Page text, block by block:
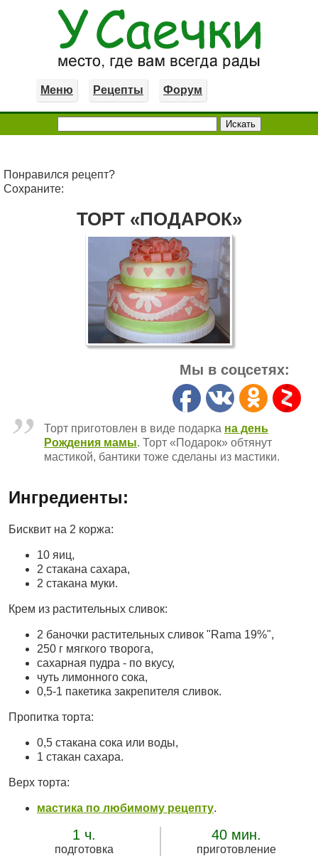
Меню Рецепты Форум
Понравился рецепт?
Сохраните:
ТОРТ «ПОДАРОК»
Мы в соцсетях:
Торт приготовлен в виде подарка на день
Рождения мамы. Торт «Подарок» обтянут
мастикой, бантики тоже сделаны из мастики.
Ингредиенты:
Бисквит на 2 коржа:
10 яиц,
2 стакана сахара,
2 стакана муки.
Крем из растительных сливок:
2 баночки растительных сливок "Rama 19%",
250 г мягкого творога,
сахарная пудра - по вкусу,
чуть лимонного сока,
0,5-1 пакетика закрепителя сливок.
Пропитка торта:
0,5 стакана сока или воды,
1 стакан сахара.
Верх торта:
мастика по любимому рецепту.
1 ч.
подготовка
40 мин.
приготовление